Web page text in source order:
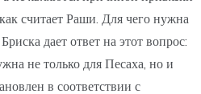
считает Раши. Для чего нужна
дает ответ на этот вопрос:
не только для Песаха, но и
в соответствии с